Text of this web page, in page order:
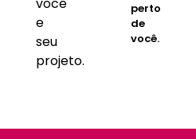
e
seu
projeto.
perto
de
você.